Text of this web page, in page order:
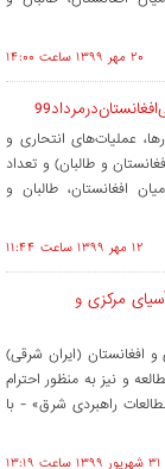
۲۰ مهر ۱۳۹۹ ساعت ۱۴:۰۰
عملیات‌های انتحاری و
و طالبان) و تعداد
افغانستان، طالبان و
۱۲ مهر ۱۳۹۹ ساعت ۱۱:۴۴
مرکزی و
افغانستان (ایران شرقی)
و نیز به منظور احترام
راهبردی شرق» - با
۳۱ شهريور ۱۳۹۹ ساعت ۱۳:۱۹